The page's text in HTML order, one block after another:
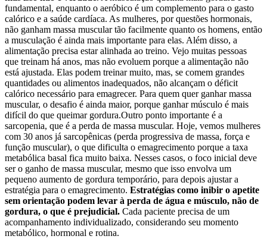
fundamental, enquanto o aeróbico é um complemento para o gasto
calórico e a saúde cardíaca. As mulheres, por questões hormonais,
não ganham massa muscular tão facilmente quanto os homens, então
a musculação é ainda mais importante para elas. Além disso, a
alimentação precisa estar alinhada ao treino. Vejo muitas pessoas
que treinam há anos, mas não evoluem porque a alimentação não
está ajustada. Elas podem treinar muito, mas, se comem grandes
quantidades ou alimentos inadequados, não alcançam o déficit
calórico necessário para emagrecer. Para quem quer ganhar massa
muscular, o desafio é ainda maior, porque ganhar músculo é mais
difícil do que queimar gordura.Outro ponto importante é a
sarcopenia, que é a perda de massa muscular. Hoje, vemos mulheres
com 30 anos já sarcopênicas (perda progressiva de massa, força e
função muscular), o que dificulta o emagrecimento porque a taxa
metabólica basal fica muito baixa. Nesses casos, o foco inicial deve
ser o ganho de massa muscular, mesmo que isso envolva um
pequeno aumento de gordura temporário, para depois ajustar a
estratégia para o emagrecimento. Estratégias como inibir o apetite
sem orientação podem levar à perda de água e músculo, não de
gordura, o que é prejudicial. Cada paciente precisa de um
acompanhamento individualizado, considerando seu momento
metabólico, hormonal e rotina.